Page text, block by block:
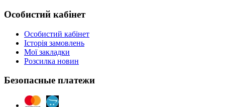
Особистий кабінет
Особистий кабінет
Історія замовлень
Мої закладки
Розсилка новин
Безопасные платежи